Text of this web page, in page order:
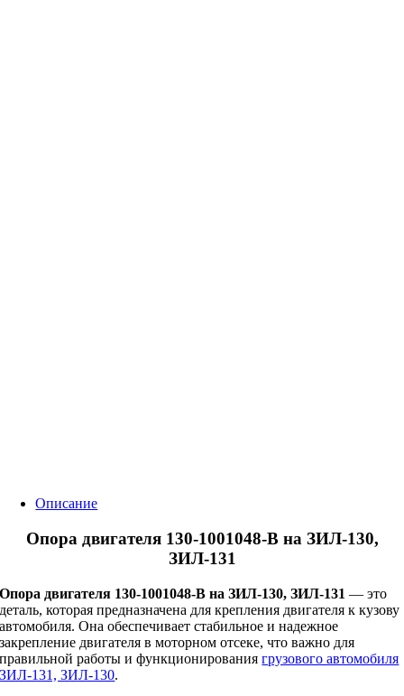
Описание
Опора двигателя 130-1001048-В на ЗИЛ-130,
ЗИЛ-131
Опора двигателя 130-1001048-В на ЗИЛ-130, ЗИЛ-131— это
деталь, которая предназначена для крепления двигателя к кузову
автомобиля. Она обеспечивает стабильное и надежное
закрепление двигателя в моторном отсеке, что важно для
правильной работы и функционированиягрузового автомобиля
ЗИЛ-131, ЗИЛ-130.